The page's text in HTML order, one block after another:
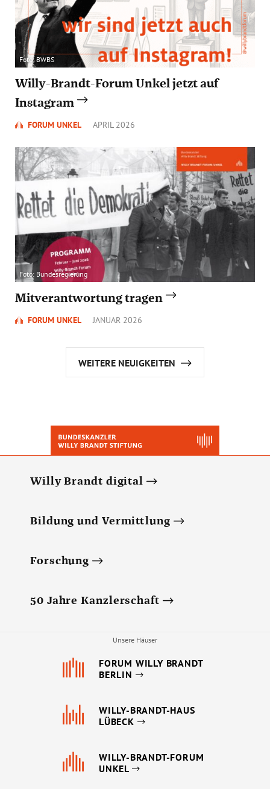
Foto: BWBS
Willy-Brandt-Forum Unkel jetzt auf
Instagram
FORUM UNKEL APRIL 2026
Foto: Bundesregierung
Mitverantwortung tragen
FORUM UNKEL JANUAR 2026
WEITERE NEUIGKEITEN
Willy Brandt digital
Bildung und Vermittlung
Forschung
50 Jahre Kanzlerschaft
Unsere Häuser
FORUM WILLY BRANDT
BERLIN
WILLY-BRANDT-HAUS
LÜBECK
WILLY-BRANDT-FORUM
UNKEL